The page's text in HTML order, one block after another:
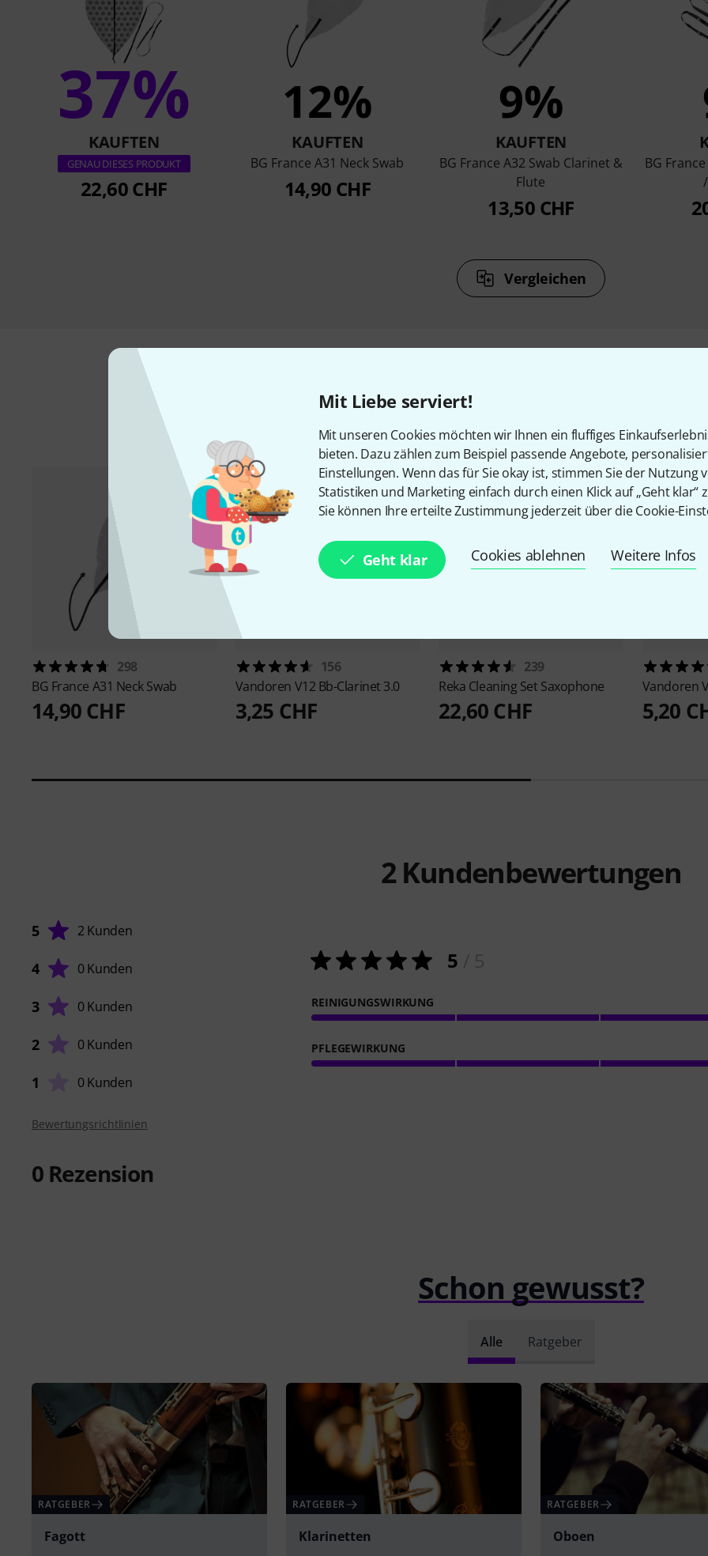
Mit Liebe serviert!
Mit unseren Cookies möchten wir Ihnen ein fluffiges
bieten. Dazu zählen zum Beispiel passende Angebote,
Einstellungen. Wenn das für Sie okay ist, stimmen Sie der Nutzung
Statistiken und Marketing einfach durch einen Klick auf „Geht klar“
Sie können Ihre erteilte Zustimmung jederzeit über die Cookie-
Geht klar Cookies ablehnen Weitere Infos
37%
KAUFTEN
GENAU DIESES PRODUKT
22,60 CHF
12%
KAUFTEN
BG France A31 Neck Swab
14,90 CHF
9%
KAUFTEN
BG France A32 Swab Clarinet &
Flute
13,50 CHF
BG
Vergleichen
Zubehör & passende Artikel
298
BG France A31 Neck Swab
14,90 CHF
156
Vandoren V12 Bb-Clarinet 3.0
3,25 CHF
239
Reka Cleaning Set Saxophone
22,60 CHF
Vandoren
5,20
2Kundenbewertungen
5 2 Kunden
4 0 Kunden
3 0 Kunden
2 0 Kunden
1 0 Kunden
5
REINIGUNGSWIRKUNG
PFLEGEWIRKUNG
Bewertungsrichtlinien
0 Rezension
Schon gewusst?
Alle Ratgeber
RATGEBER
Fagott
RATGEBER
Klarinetten
RATGEBER
Oboen